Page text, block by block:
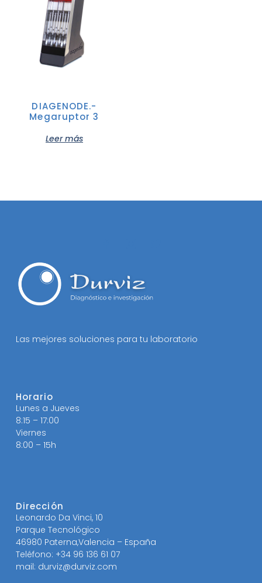
DIAGENODE.-
Megaruptor 3
Leer más
Las mejores soluciones para tu laboratorio
Horario
Lunes a Jueves
8:15 – 17:00
Viernes
8:00 – 15h
Dirección
Leonardo Da Vinci, 10
Parque Tecnológico
46980 Paterna,Valencia – España
Teléfono: +34 96 136 61 07
mail: durviz@durviz.com